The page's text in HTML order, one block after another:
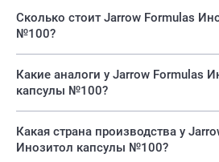
Сколько стоит Jarrow Formulas
№100?
Какие аналоги у Jarrow Formulas
капсулы №100?
Какая страна производства у
Инозитол капсулы №100?